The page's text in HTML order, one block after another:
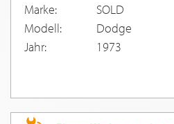
Marke:
SOLD
Modell:
Dodge
Jahr:
1973